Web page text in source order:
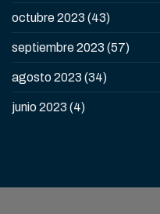
octubre 2023 (43)
septiembre 2023 (57)
agosto 2023 (34)
junio 2023 (4)